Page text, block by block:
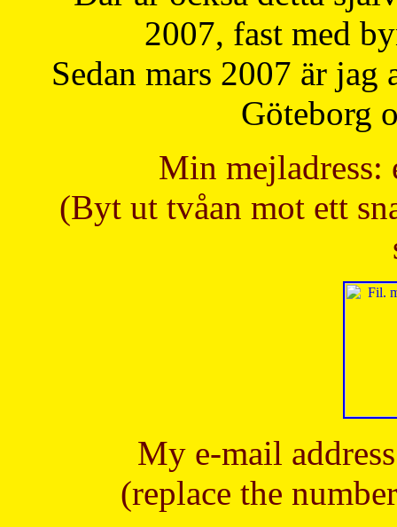
2007, fast med
Sedan mars 2007 är
Göteborg
Min mejladress:
(Byt ut tvåan mot ett
My e-mail
(replace the